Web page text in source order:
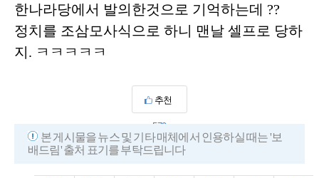
한나라당에서 발의한것으로 기억하는데 ??
정치를 조삼모사식으로 하니 맨날 셀프로 당하
지. ㅋㅋㅋㅋㅋ
추천
579
본 게시물을 뉴스 및 기타 매체에서 인용하실 때는 '보
배드림' 출처 표기를 부탁드립니다